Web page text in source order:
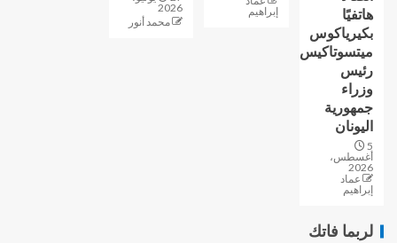
هاتفيًا
بكيرياكوس
ميتسوتاكيس
رئيس
وزراء
جمهورية
اليونان
5
أغسطس،
2026
عماد
إبراهيم
إبراهيم
2026
محمد أنور
لربما فاتك